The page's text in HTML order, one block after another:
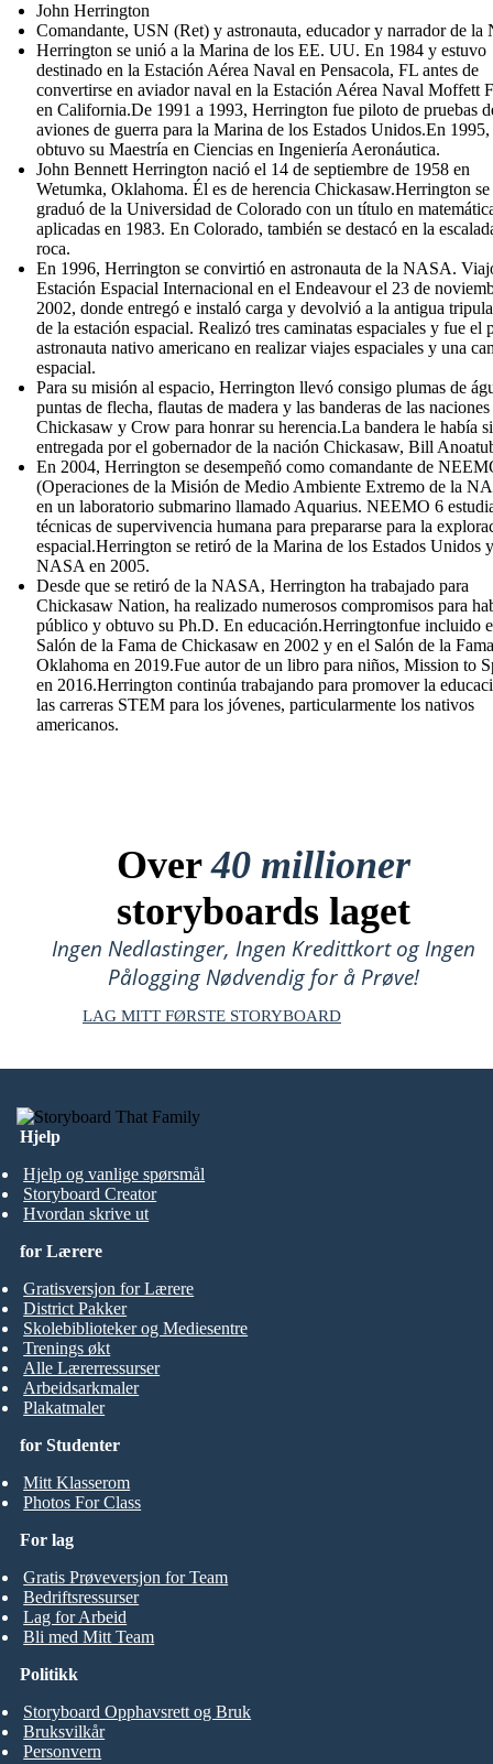
John Herrington
Comandante, USN (Ret) y astronauta, educador y narrador de
Herrington se unió a la Marina de los EE. UU. En 1984 y estuvo
destinado en la Estación Aérea Naval en Pensacola, FL antes de
convertirse en aviador naval en la Estación Aérea Naval Moffett
en California.De 1991 a 1993, Herrington fue piloto de pruebas
aviones de guerra para la Marina de los Estados Unidos.En 1995,
obtuvo su Maestría en Ciencias en Ingeniería Aeronáutica.
John Bennett Herrington nació el 14 de septiembre de 1958 en
Wetumka, Oklahoma. Él es de herencia Chickasaw.Herrington se
graduó de la Universidad de Colorado con un título en
aplicadas en 1983. En Colorado, también se destacó en la
roca.
En 1996, Herrington se convirtió en astronauta de la NASA.
Estación Espacial Internacional en el Endeavour el 23 de
2002, donde entregó e instaló carga y devolvió a la antigua
de la estación espacial. Realizó tres caminatas espaciales y fue el
astronauta nativo americano en realizar viajes espaciales y una
espacial.
Para su misión al espacio, Herrington llevó consigo plumas de
puntas de flecha, flautas de madera y las banderas de las naciones
Chickasaw y Crow para honrar su herencia.La bandera le había
entregada por el gobernador de la nación Chickasaw, Bill
En 2004, Herrington se desempeñó como comandante de
(Operaciones de la Misión de Medio Ambiente Extremo de la
en un laboratorio submarino llamado Aquarius. NEEMO 6
técnicas de supervivencia humana para prepararse para la
espacial.Herrington se retiró de la Marina de los Estados Unidos
NASA en 2005.
Desde que se retiró de la NASA, Herrington ha trabajado para
Chickasaw Nation, ha realizado numerosos compromisos para
público y obtuvo su Ph.D. En educación.Herringtonfue incluido
Salón de la Fama de Chickasaw en 2002 y en el Salón de la
Oklahoma en 2019.Fue autor de un libro para niños, Mission to
en 2016.Herrington continúa trabajando para promover la
las carreras STEM para los jóvenes, particularmente los nativos
americanos.
Over40 millioner
storyboards laget
Ingen Nedlastinger, Ingen Kredittkort og Ingen
Pålogging Nødvendig for å Prøve!
LAG MITT FØRSTE STORYBOARD
Hjelp
Hjelp og vanlige spørsmål
Storyboard Creator
Hvordan skrive ut
for Studenter
Mitt Klasserom
Photos For Class
for Lærere
Gratisversjon for Lærere
District Pakker
Skolebiblioteker og Mediesentre
Trenings økt
Alle Lærerressurser
Arbeidsarkmaler
Plakatmaler
For lag
Gratis Prøveversjon for Team
Bedriftsressurser
Lag for Arbeid
Bli med Mitt Team
Politikk
Storyboard Opphavsrett og Bruk
Bruksvilkår
Personvern